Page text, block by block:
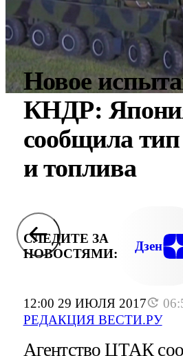
12:00 29 ИЮЛЯ 2017
РЕДАКЦИЯ ВЕСТИ.РУ
Новое
КНДР:
сообщила
и топлива
СЛЕДИТЕ ЗА
НОВОСТЯМИ:
Дзен
Агентство ЦТАК